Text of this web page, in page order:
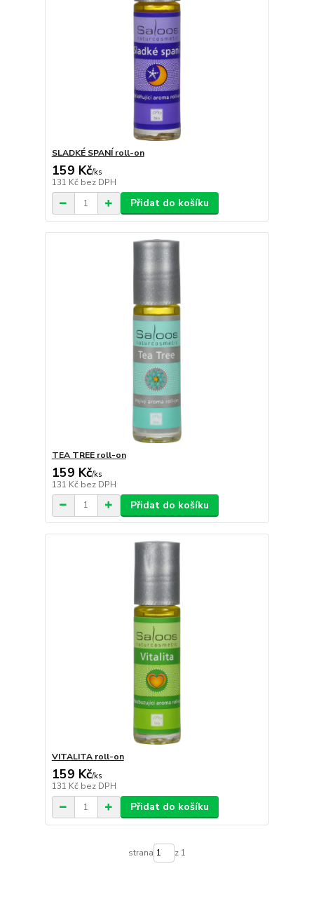
SLADKÉ SPANÍ roll-on
159 Kč/ks
131 Kč bez DPH
Přidat do košíku
TEA TREE roll-on
159 Kč/ks
131 Kč bez DPH
Přidat do košíku
VITALITA roll-on
159 Kč/ks
131 Kč bez DPH
Přidat do košíku
strana z 1